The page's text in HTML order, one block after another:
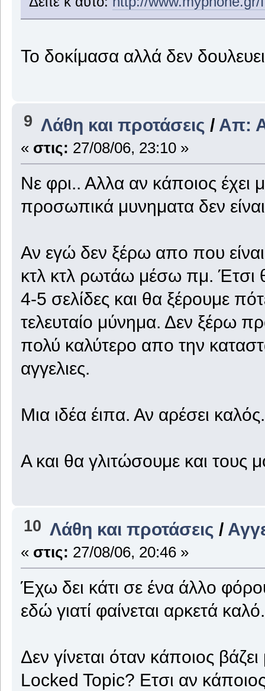
Το δοκίμασα αλλά δεν
9 Λάθη και προτάσεις / Απ:
« στις: 27/08/06, 23:10 »
Νε φρι.. Αλλα αν κάποιος έχει
προσωπικά μυνηματα δεν
Αν εγώ δεν ξέρω απο που
κτλ κτλ ρωτάω μέσω πμ. Έτσι
4-5 σελίδες και θα ξέρουμε
τελευταίο μύνημα. Δεν ξέρω
πολύ καλύτερο απο την
αγγελιες.
Μια ιδέα έιπα. Αν αρέσει
Α και θα γλιτώσουμε και τους
10 Λάθη και προτάσεις /
« στις: 27/08/06, 20:46 »
Έχω δει κάτι σε ένα άλλο
εδώ γιατί φαίνεται αρκετά καλό.
Δεν γίνεται όταν κάποιος
Locked Topic? Ετσι αν